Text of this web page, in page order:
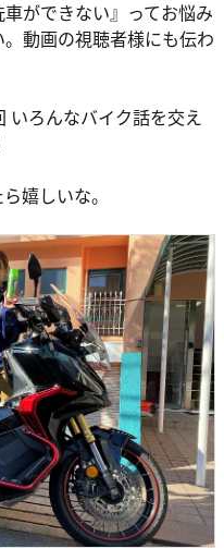
ができない』ってお悩み
動画の視聴者様にも伝わ
ろんなバイク話を交え
嬉しいな。